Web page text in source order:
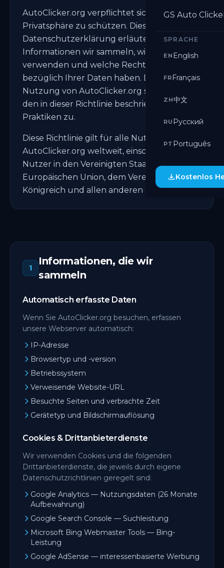
GS Auto
SPRACHE
EN English
FR Français
ZH中文
RU Русский
PT Português
Kostenlos
AutoClicker.org verpflichtet sich, Ihre
Privatsphäre zu schützen. Diese
Datenschutzerklärung erläutert, welche
Informationen wir sammeln, wie wir sie
verwenden und welche Rechte Sie
bezüglich Ihrer Daten haben. Durch die
Nutzung von AutoClicker.org stimmen Sie
den in dieser Richtlinie beschriebenen
Praktiken zu.
Diese Richtlinie gilt für alle Nutzer von
AutoClicker.org weltweit, einschließlich
Nutzer in den Vereinigten Staaten, der
Europäischen Union, dem Vereinigten
Königreich und allen anderen Regionen.
1
Informationen, die wir
sammeln
Automatisch erfasste Daten
Wenn Sie AutoClicker.org besuchen, erfassen
unsere Webserver automatisch:
IP-Adresse
Browsertyp und -version
Betriebssystem
Verweisende Website-URL
Besuchte Seiten und verbrachte Zeit
Gerätetyp und Bildschirmauflösung
Cookies & Drittanbieterdienste
Wir verwenden Cookies und die folgenden
Drittanbieterdienste, die jeweils durch eigene
Datenschutzrichtlinien geregelt sind:
Google Analytics — Nutzungsdaten (26 Monate
Aufbewahrung)
Google Search Console — Suchleistung
Microsoft Bing Webmaster Tools — Bing-
Leistung
Google AdSense — interessenbasierte Werbung